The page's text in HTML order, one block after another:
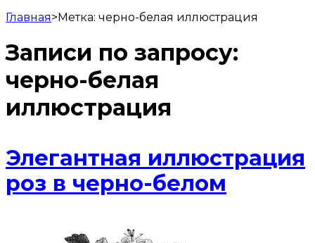
Главная>Метка: черно-белая иллюстрация
Записи по запросу:
черно-белая
иллюстрация
Элегантная иллюстрация
роз в черно-белом